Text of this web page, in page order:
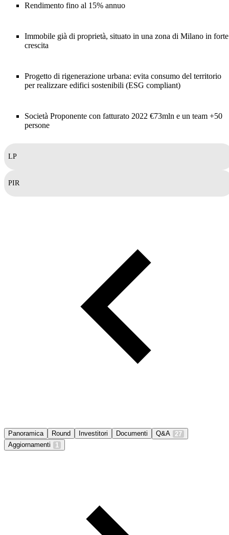
Rendimento fino al 15% annuo
Immobile già di proprietà, situato in una zona di Milano in forte
crescita
Progetto di rigenerazione urbana: evita consumo del territorio
per realizzare edifici sostenibili (ESG compliant)
Società Proponente con fatturato 2022 €73mln e un team +50
persone
LP
PIR
Panoramica Round Investitori Documenti Q&A 27
Aggiornamenti
1